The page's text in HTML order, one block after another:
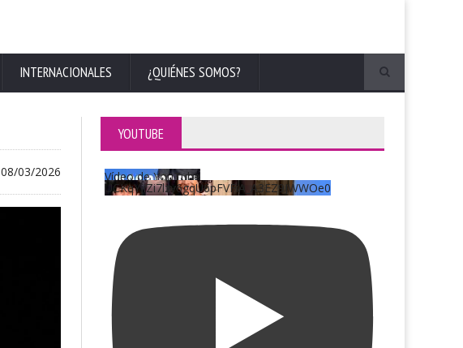
INTERNACIONALES ¿QUIÉNES SOMOS?
08/03/2026
YOUTUBE
Vídeo de YouTube
UCKqYjiZi7lzy6gqU6pFVFiA_A3EZ9JWWOe0